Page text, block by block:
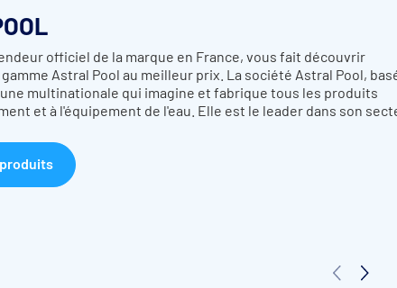
officiel de la marque en France, vous fait découvrir
Astral Pool au meilleur prix. La société Astral Pool,
multinationale qui imagine et fabrique tous les produits
et à l'équipement de l'eau. Elle est le leader dans son